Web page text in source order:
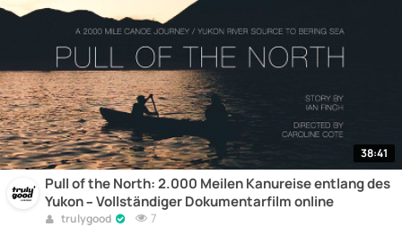
38:41
Pull of the North: 2.000 Meilen Kanureise entlang des
Yukon – Vollständiger Dokumentarfilm online
trulygood 7